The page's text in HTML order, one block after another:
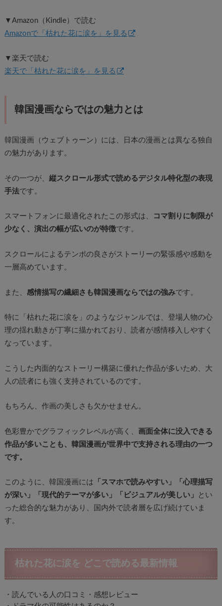
▼Amazon（Kindle）で読む
Amazonで「枯れた花に涙を」を見る
▼楽天で読む
楽天で「枯れた花に涙を」を見る
韓国漫画ならではの魅力とは
韓国漫画（ウェブトゥーン）には、日本の漫画とは異なる独自
の魅力があります。
その一つが、 縦スクロール形式で読めるデジタル特化型の表現
手法です。
スマートフォンに最適化されたこの形式は、
コマ割りに制限が
少なく、演出の幅が広いのが特徴です。
スクロールによるテンポの良さがストーリーの緊張感や感動を
一層高めています。
また、 感情描写の繊細さも韓国漫画ならではの強みです。
特に「枯れた花に涙を」のようなジャンルでは、登場人物の心
理の揺れ動きが丁寧に描かれており、読者が感情移入しやすく
なっています。
こうした内面的なストーリー構築に優れた作品が多いため、大
人の読者にも強く支持されているのです。
もちろん、作画の美しさも欠かせません。
色彩豊かでグラフィックレベルが高く、 画面全体に没入できる
作品が多いことも、 韓国漫画が世界中で支持される理由の一つ
です。
このように、韓国漫画には 「スマホで読みやすい」「心理描写
が深い」「現代的テーマが多い」「ビジュアルが美しい」
とい
った総合的な魅力があり、国内外で読者層を広げ続けていま
す。
枯れた花に涙を どこで読める最新情報
・読んでいる人の口コミ・感想レビュー